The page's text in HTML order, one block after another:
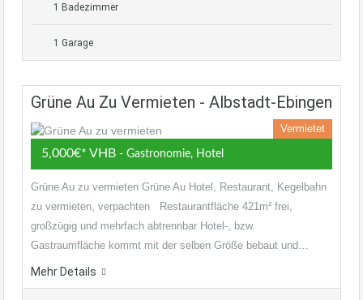
1 Badezimmer
1 Garage
Grüne Au Zu Vermieten - Albstadt-Ebingen
Vermietet
5,000€* VHB - Gastronomie, Hotel
Grüne Au zu vermieten Grüne Au Hotel, Restaurant, Kegelbahn
zu vermieten, verpachten Restaurantfläche 421m² frei,
großzügig und mehrfach abtrennbar Hotel-, bzw.
Gastraumfläche kommt mit der selben Größe bebaut und…
Mehr Details